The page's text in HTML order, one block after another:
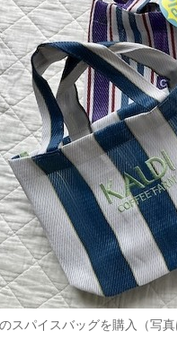
スパイスバッグを購入（写真